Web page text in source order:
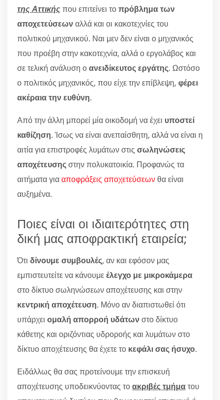
της Αττικήςπου επιτείνει τοπρόβλημα των
αποχετεύσεωναλλά και οι κακοτεχνίες του
πολιτικού μηχανικού. Ναι μεν δεν είναι ο μηχανικός
που προέβη στην κακοτεχνία, αλλά ο εργολάβος και
σε τελική ανάλυση οανειδίκευτος εργάτης. Ωστόσο
ο πολιτικός μηχανικός, που είχε την επίβλεψη, φέρει
ακέραια την ευθύνη.
Από την άλλη μπορεί μία οικοδομή να έχει υποστεί
καθίζηση. Ίσως να είναι ανεπαίσθητη, αλλά να είναι η
αιτία για επιστροφές λυμάτων στις σωληνώσεις
αποχέτευσηςστην πολυκατοικία. Προφανώς τα
αιτήματα γιααποφράξεις αποχετεύσεωνθα είναι
αυξημένα.
Ποιες είναι οι ιδιαιτερότητες στη
δική μας αποφρακτική εταιρεία;
Ότι δίνουμε συμβουλές, αν και εφόσον μας
εμπιστευτείτε να κάνουμεέλεγχο με μικροκάμερα
στο δίκτυο σωληνώσεων αποχέτευσης και στην
κεντρική αποχέτευση. Μόνο αν διαπιστωθεί ότι
υπάρχει ομαλή απορροή υδάτωνστο δίκτυο
κάθετης και οριζόντιας υδροροής και λυμάτων στο
δίκτυο αποχέτευσης θα έχετε το κεφάλι σας ήσυχο.
Ειδάλλως θα σας προτείνουμε την επισκευή
αποχέτευσης υποδεικνύοντας τοακριβές τμήματου